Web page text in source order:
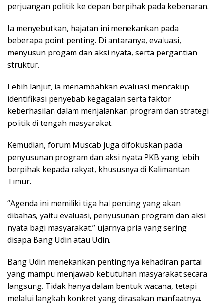
perjuangan politik ke depan berpihak pada kebenaran.
Ia menyebutkan, hajatan ini menekankan pada
beberapa point penting. Di antaranya, evaluasi,
menyusun progam dan aksi nyata, serta pergantian
struktur.
Lebih lanjut, ia menambahkan evaluasi mencakup
identifikasi penyebab kegagalan serta faktor
keberhasilan dalam menjalankan program dan strategi
politik di tengah masyarakat.
Kemudian, forum Muscab juga difokuskan pada
penyusunan program dan aksi nyata PKB yang lebih
berpihak kepada rakyat, khususnya di Kalimantan
Timur.
“Agenda ini memiliki tiga hal penting yang akan
dibahas, yaitu evaluasi, penyusunan program dan aksi
nyata bagi masyarakat,” ujarnya pria yang sering
disapa Bang Udin atau Udin.
Bang Udin menekankan pentingnya kehadiran partai
yang mampu menjawab kebutuhan masyarakat secara
langsung. Tidak hanya dalam bentuk wacana, tetapi
melalui langkah konkret yang dirasakan manfaatnya.